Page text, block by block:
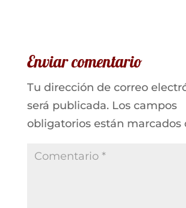
Enviar comentario
Tu dirección de correo
será publicada. Los campos
obligatorios están marcados